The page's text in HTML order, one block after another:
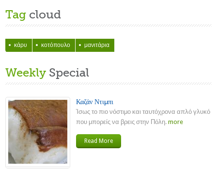
Tag cloud
κάρυ κοτόπουλο μανιτάρια
Weekly Special
Καζάν Ντιμπι
Ίσως το πιο νόστιμο και ταυτόχρονα απλό γλυκό
που μπορείς να βρεις στην Πόλη. more
Read More